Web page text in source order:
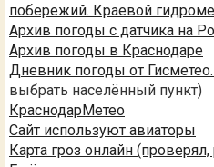
побережий. Краевой
Архив погоды с датчика на
Архив погоды в Краснодаре
Дневник погоды от
выбрать населённый пункт)
КраснодарМетео
Сайт используют авиаторы
Карта гроз онлайн (проверял,